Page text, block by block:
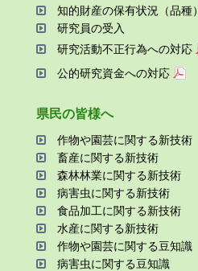
知的財産の保有状況（品種）
研究員の受⼊
研究活動不正⾏為への対応
公的研究資金への対応
県⺠の皆様へ
作物や園芸に関する新技術
畜産に関する新技術
森林林業に関する新技術
病害⾍に関する新技術
⾷品加⼯に関する新技術
⽔産に関する新技術
作物や園芸に関する⾖知識
病害⾍に関する⾖知識